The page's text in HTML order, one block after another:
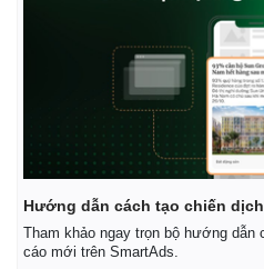
Hướng dẫn cách tạo chiến
Tham khảo ngay trọn bộ hướng dẫn
cáo mới trên SmartAds.